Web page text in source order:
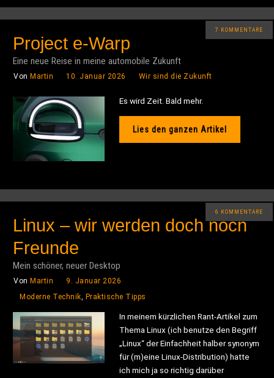
7 KOMMENTARE
Project e-Warp
Eine neue Reise in meine automobile Zukunft
Von Martin 10. Januar 2026 Wir sind die Zukunft
Es wird Zeit. Bald mehr.
Lies den ganzen Artikel
6 KOMMENTARE
Linux – wir werden doch noch
Freunde
Mein schöner, neuer Desktop
Von Martin
9. Januar 2026
Moderne Technik, Praktische Tipps
In meinem kürzlichen Rant-Artikel zum
Thema Linux (ich benutze den Begriff
„Linux“ der Einfachheit halber synonym
für (m)eine Linux-Distribution) hatte
ich mich ja so richtig darüber